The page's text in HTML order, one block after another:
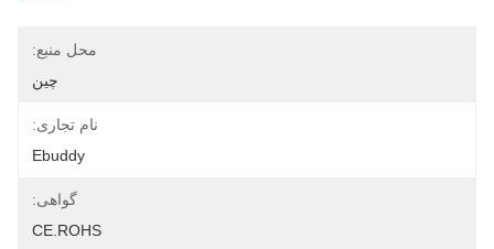
محل منبع:
چین
نام تجاری:
Ebuddy
گواهی:
CE.ROHS